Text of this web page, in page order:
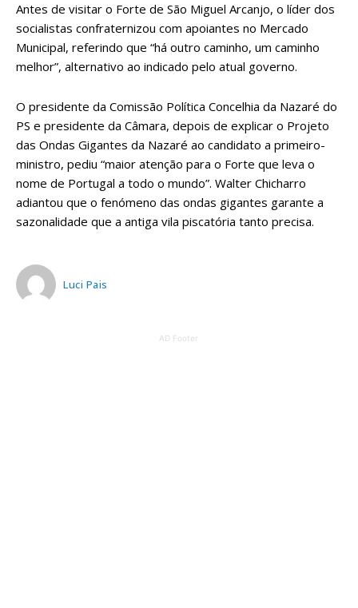
Antes de visitar o Forte de São Miguel Arcanjo, o líder dos
socialistas confraternizou com apoiantes no Mercado
Municipal, referindo que “há outro caminho, um caminho
melhor”, alternativo ao indicado pelo atual governo.
O presidente da Comissão Política Concelhia da Nazaré do
PS e presidente da Câmara, depois de explicar o Projeto
das Ondas Gigantes da Nazaré ao candidato a primeiro-
ministro, pediu “maior atenção para o Forte que leva o
nome de Portugal a todo o mundo”. Walter Chicharro
adiantou que o fenómeno das ondas gigantes garante a
sazonalidade que a antiga vila piscatória tanto precisa.
Luci Pais
AD Footer